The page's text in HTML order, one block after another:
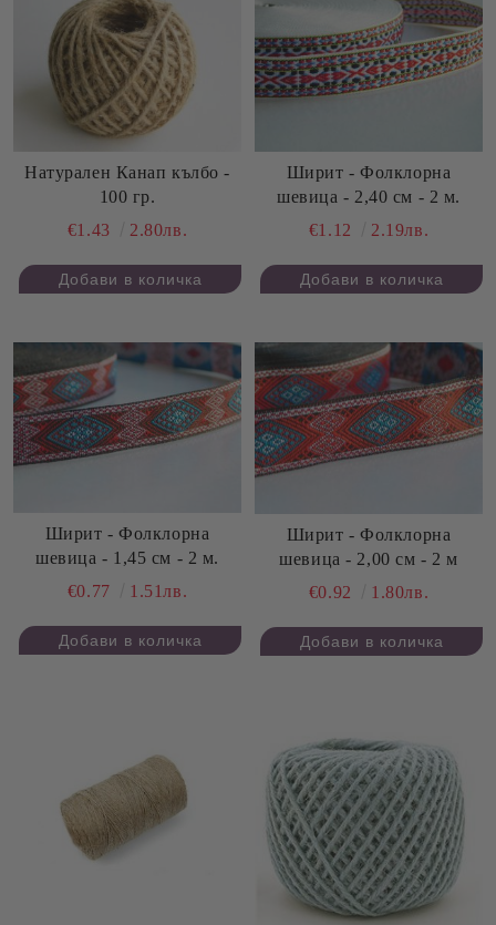
Натурален Канап кълбо -
100 гр.
€1.43
2.80лв.
Ширит - Фолклорна
шевица - 2,40 см - 2 м.
€1.12
2.19лв.
Ширит - Фолклорна
шевица - 1,45 см - 2 м.
€0.77
1.51лв.
Ширит - Фолклорна
шевица - 2,00 см - 2 м
€0.92
1.80лв.